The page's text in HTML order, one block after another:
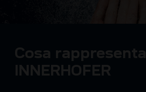
Cosa rappresenta
INNERHOFER